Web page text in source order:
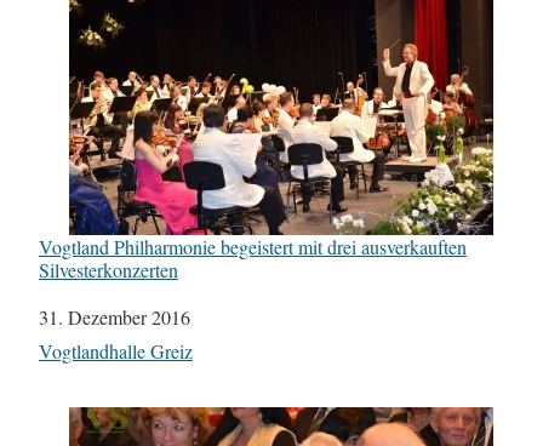
Vogtland Philharmonie begeistert mit drei ausverkauften
Silvesterkonzerten
Datum
31. Dezember 2016
In Bezug auf
Vogtlandhalle Greiz